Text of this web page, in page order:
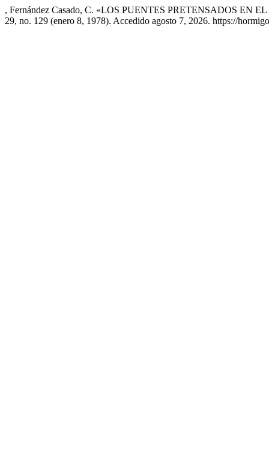
, Fernández Casado, C. «LOS PUENTES PRETENSADOS EN
29, no. 129 (enero 8, 1978). Accedido agosto 7, 2026. https://